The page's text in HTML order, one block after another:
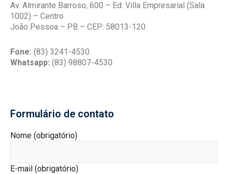
Av. Almirante Barroso, 600 – Ed. Villa Empresarial (Sala
1002) – Centro
João Pessoa – PB – CEP: 58013-120
Fone: (83) 3241-4530
Whatsapp: (83) 98807-4530
Formulário de contato
Nome (obrigatório)
E-mail (obrigatório)